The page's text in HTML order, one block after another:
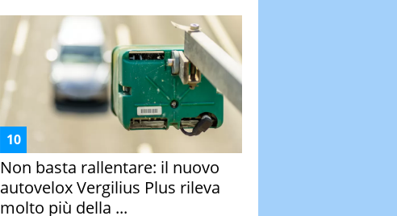
Non basta rallentare: il nuovo
autovelox Vergilius Plus rileva
molto più della ...